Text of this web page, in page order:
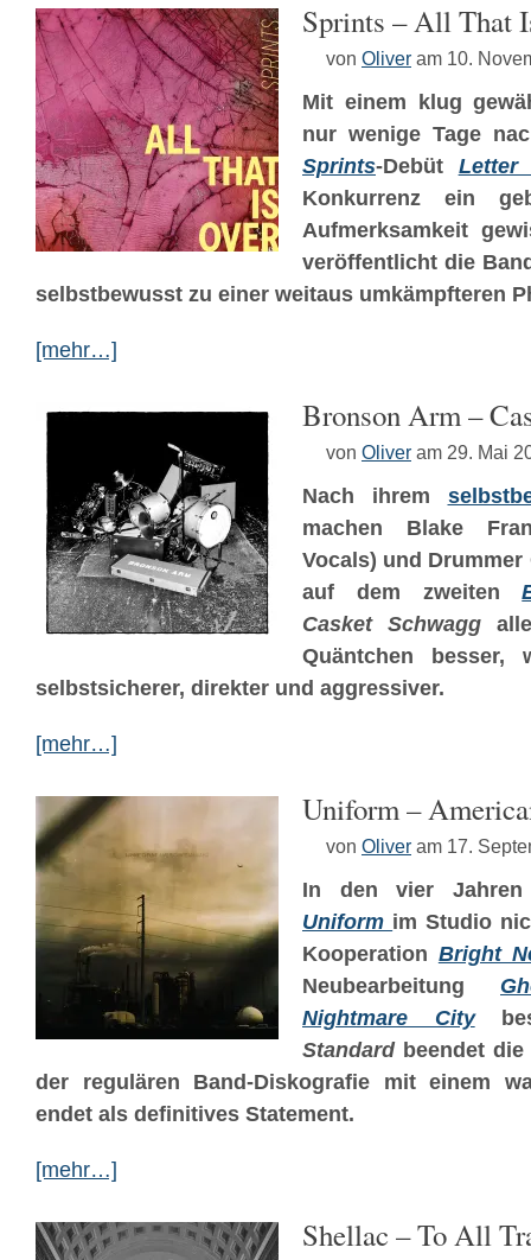
Sprints – All That
von Oliver am 10.
Mit einem klug
nur wenige Tage
Sprints-Debüt Letter
Konkurrenz ein
Aufmerksamkeit
veröffentlicht die
selbstbewusst zu einer weitaus umkämpfteren
[mehr…]
Bronson Arm –
von Oliver am 29. Mai
Nach ihrem
machen Blake
Vocals) und Drummer
auf dem zweiten
Casket Schwagg
Quäntchen besser,
selbstsicherer, direkter und aggressiver.
[mehr…]
Uniform –
von Oliver am 17.
In den vier
Uniform im Studio
Kooperation Bright
Neubearbeitung
Nightmare City
Standardbeendet die
der regulären Band-Diskografie mit einem
endet als definitives Statement.
[mehr…]
Shellac – To All